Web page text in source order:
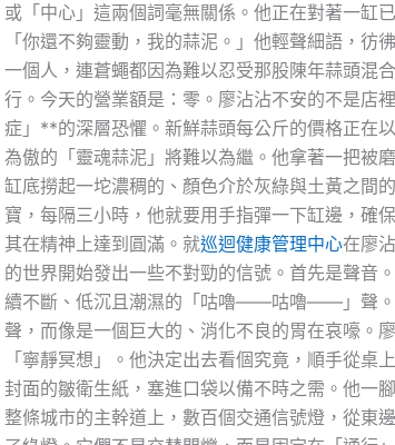
或「中心」這兩個詞毫無關係。他正在對著一缸
「你還不夠靈動，我的蒜泥。」他輕聲細語，彷
一個人，連蒼蠅都因為難以忍受那股陳年蒜頭混
行。今天的營業額是：零。廖沾沾不安的不是店
症」**的深層恐懼。新鮮蒜頭每公斤的價格正在
為傲的「靈魂蒜泥」將難以為繼。他拿著一把被
缸底撈起一坨濃稠的、顏色介於灰綠與土黃之間
寶，每隔三小時，他就要用手指彈一下缸邊，確
其在精神上達到圓滿。就巡迴健康管理中心在廖
的世界開始發出一些不對勁的信號。首先是聲音
續不斷、低沉且潮濕的「咕嚕——咕嚕——」聲。
聲，而像是一個巨大的、消化不良的胃在哀嚎。
「寧靜冥想」。他決定出去看個究竟，順手從桌
封面的皺衛生紙，塞進口袋以備不時之需。他一
整條城市的主幹道上，數百個交通信號燈，從東